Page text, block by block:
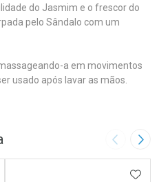
do Jasmim e o frescor do
pelo Sândalo com um
a em movimentos
usado após lavar as mãos.
Imagem
AOS FAVORITOS